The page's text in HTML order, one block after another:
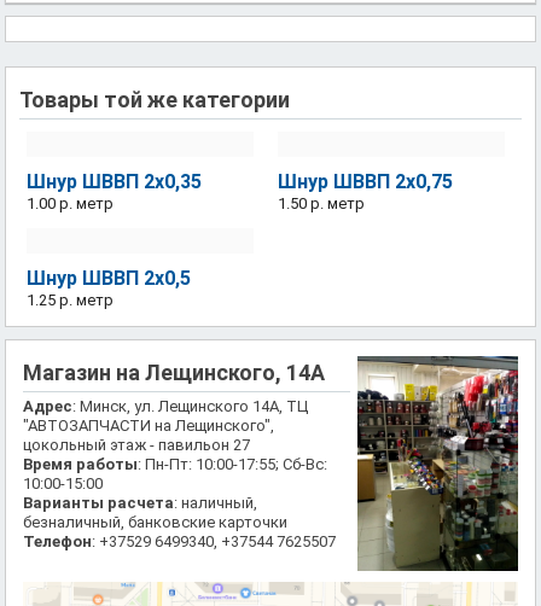
Товары той же категории
Шнур ШВВП 2x0,35
1.00 р. метр
Шнур ШВВП 2х0,75
1.50 р. метр
Шнур ШВВП 2x0,5
1.25 р. метр
Магазин на Лещинского, 14А
Адрес: Минск, ул. Лещинского 14А, ТЦ
"АВТОЗАПЧАСТИ на Лещинского",
цокольный этаж - павильон 27
Время работы: Пн-Пт: 10:00-17:55; Сб-Вс:
10:00-15:00
Варианты расчета: наличный,
безналичный, банковские карточки
Телефон: +37529 6499340, +37544 7625507